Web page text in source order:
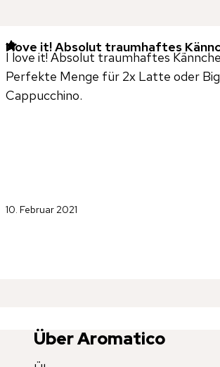
I love it! Absolut traumhaftes
I love it! Absolut traumhaftes
Perfekte Menge für 2x Latte oder Big
Cappucchino.
10. Februar 2021
Über Aromatico